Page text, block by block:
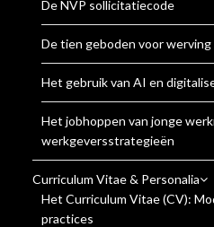
De NVP sollicitatiecode
De tien geboden voor
Het gebruik van AI en
Het jobhoppen van jonge
werkgeversstrategieën
Curriculum Vitae & Personalia
Het Curriculum Vitae (CV):
practices